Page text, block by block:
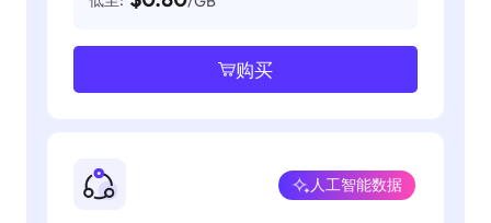
购买
人工智能数据